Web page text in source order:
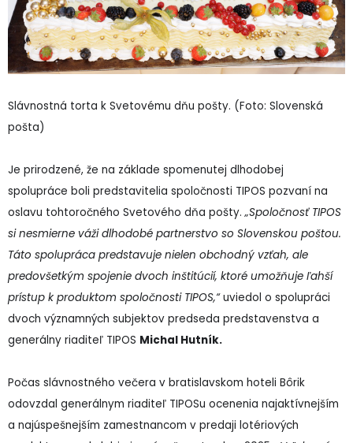
Slávnostná torta k Svetovému dňu pošty. (Foto: Slovenská
pošta)
Je prirodzené, že na základe spomenutej dlhodobej
spolupráce boli predstavitelia spoločnosti TIPOS pozvaní na
oslavu tohtoročného Svetového dňa pošty.„Spoločnosť TIPOS
si nesmierne váži dlhodobé partnerstvo so Slovenskou poštou.
Táto spolupráca predstavuje nielen obchodný vzťah, ale
predovšetkým spojenie dvoch inštitúcií, ktoré umožňuje ľahší
prístup k produktom spoločnosti TIPOS,“uviedol o spolupráci
dvoch významných subjektov predseda predstavenstva a
generálny riaditeľ TIPOS Michal Hutník.
Počas slávnostného večera v bratislavskom hoteli Bôrik
odovzdal generálnym riaditeľ TIPOSu ocenenia najaktívnejším
a najúspešnejším zamestnancom v predaji lotériových